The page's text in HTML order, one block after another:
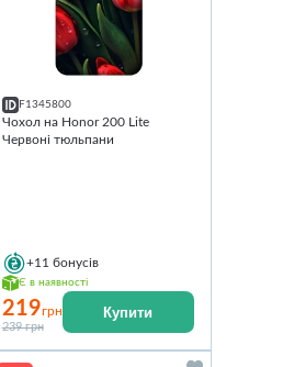
F1345800
Чохол на Honor 200 Lite
Червоні тюльпани
+11 бонусів
Є в наявності
219грн
239 грн
Купити